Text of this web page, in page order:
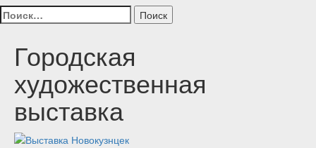
Найти:
Городская
художественная
выставка